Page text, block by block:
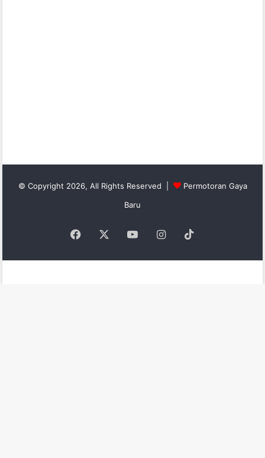
© Copyright 2026, All Rights Reserved |
Permotoran Gaya
Baru
Facebook YouTubeInstagram